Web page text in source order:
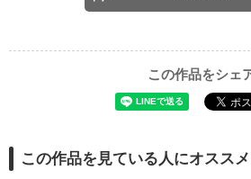
この作品をシェ
この作品を見ている人にオススメ